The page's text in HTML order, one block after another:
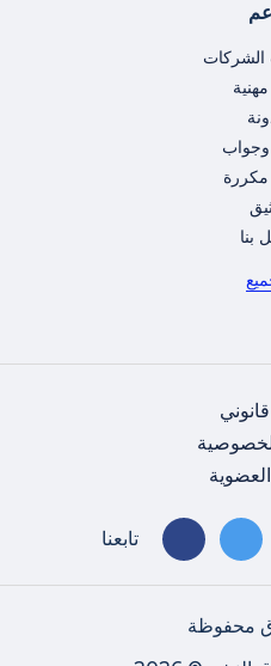
الشركات
مكررة
بنا
العضوية
تابعنا